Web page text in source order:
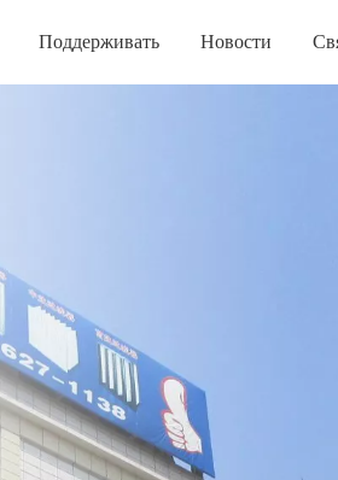
Поддерживать Новости